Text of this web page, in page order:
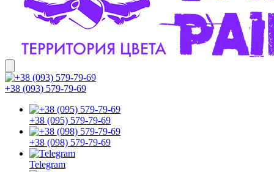
+38 (093) 579-79-69
+38 (095) 579-79-69
+38 (098) 579-79-69
Telegram